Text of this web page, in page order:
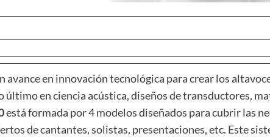
avance en innovación tecnológica para crear los
último en ciencia acústica, diseños de transductores,
está formada por 4 modelos diseñados para cubrir las
de cantantes, solistas, presentaciones, etc. Este